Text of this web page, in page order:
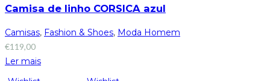
Camisa de linho CORSICA azul
Camisas, Fashion & Shoes, Moda Homem
€119,00
Ler mais